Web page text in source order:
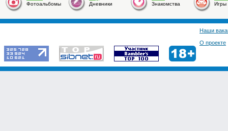
Фотоальбомы Дневники Знакомства Игры
Наши
О проекте